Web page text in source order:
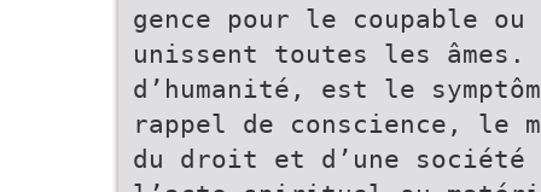
gence pour le coupable
unissent toutes les
d’humanité, est le
rappel de conscience, le
du droit et d’une société